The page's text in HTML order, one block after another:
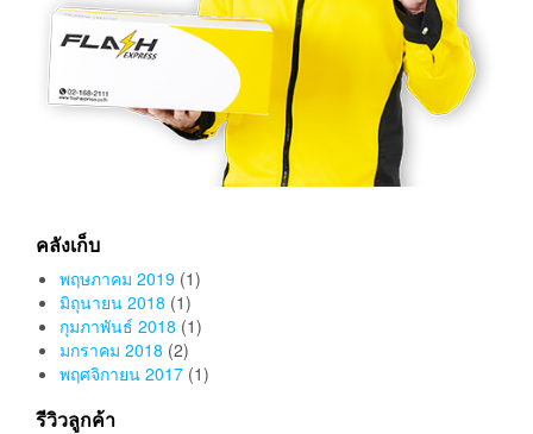
คลังเก็บ
พฤษภาคม 2019 (1)
มิถุนายน 2018 (1)
กุมภาพันธ์ 2018 (1)
มกราคม 2018 (2)
พฤศจิกายน 2017 (1)
รีวิวลูกค้า